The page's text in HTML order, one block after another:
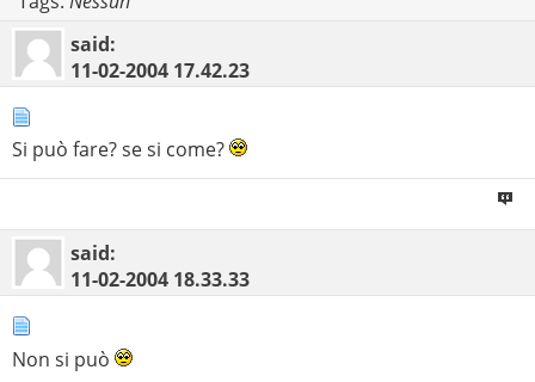
said:
11-02-2004 17.42.23
Si può fare? se si come?
said:
11-02-2004 18.33.33
Non si può